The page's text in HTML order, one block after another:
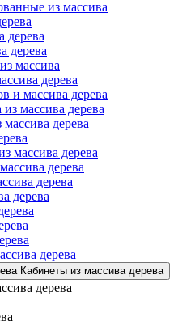
из массива
дерева
дерева
массива
дерева
и массива дерева
массива дерева
дерева
массива дерева
дерева
дерева
дерева
дерева
Кабинеты из массива дерева